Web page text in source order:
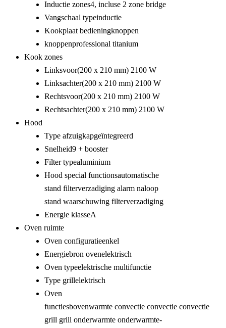
Inductie zones4, incluse 2 zone bridge
Vangschaal typeinductie
Kookplaat bedieningknoppen
knoppenprofessional titanium
Kook zones
Linksvoor(200 x 210 mm) 2100 W
Linksachter(200 x 210 mm) 2100 W
Rechtsvoor(200 x 210 mm) 2100 W
Rechtsachter(200 x 210 mm) 2100 W
Hood
Type afzuigkapgeïntegreerd
Snelheid9 + booster
Filter typealuminium
Hood special functionsautomatische
stand filterverzadiging alarm naloop
stand waarschuwing filterverzadiging
Energie klasseA
Oven ruimte
Oven configuratieenkel
Energiebron ovenelektrisch
Oven typeelektrische multifunctie
Type grillelektrisch
Oven
functiesbovenwarmte convectie convectie convectie
grill grill onderwarmte onderwarmte-